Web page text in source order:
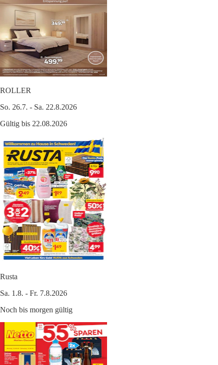
ROLLER
So. 26.7. - Sa. 22.8.2026
Gültig bis 22.08.2026
Rusta
Sa. 1.8. - Fr. 7.8.2026
Noch bis morgen gültig